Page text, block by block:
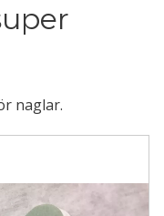
naglar.